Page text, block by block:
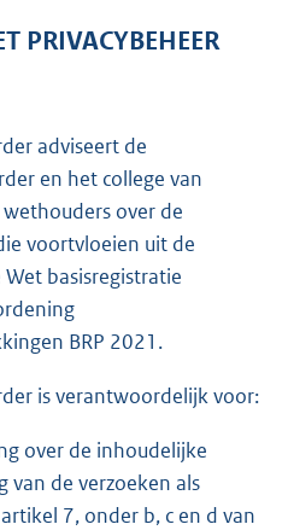
PRIVACYBEHEER
adviseert de
en het college van
over de
voortvloeien uit de
basisregistratie
BRP 2021.
is verantwoordelijk voor:
over de inhoudelijke
van de verzoeken als
7, onder b, c en d van